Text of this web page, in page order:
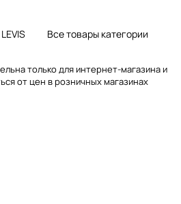
Все товары категории
только для интернет-магазина и
от цен в розничных магазинах